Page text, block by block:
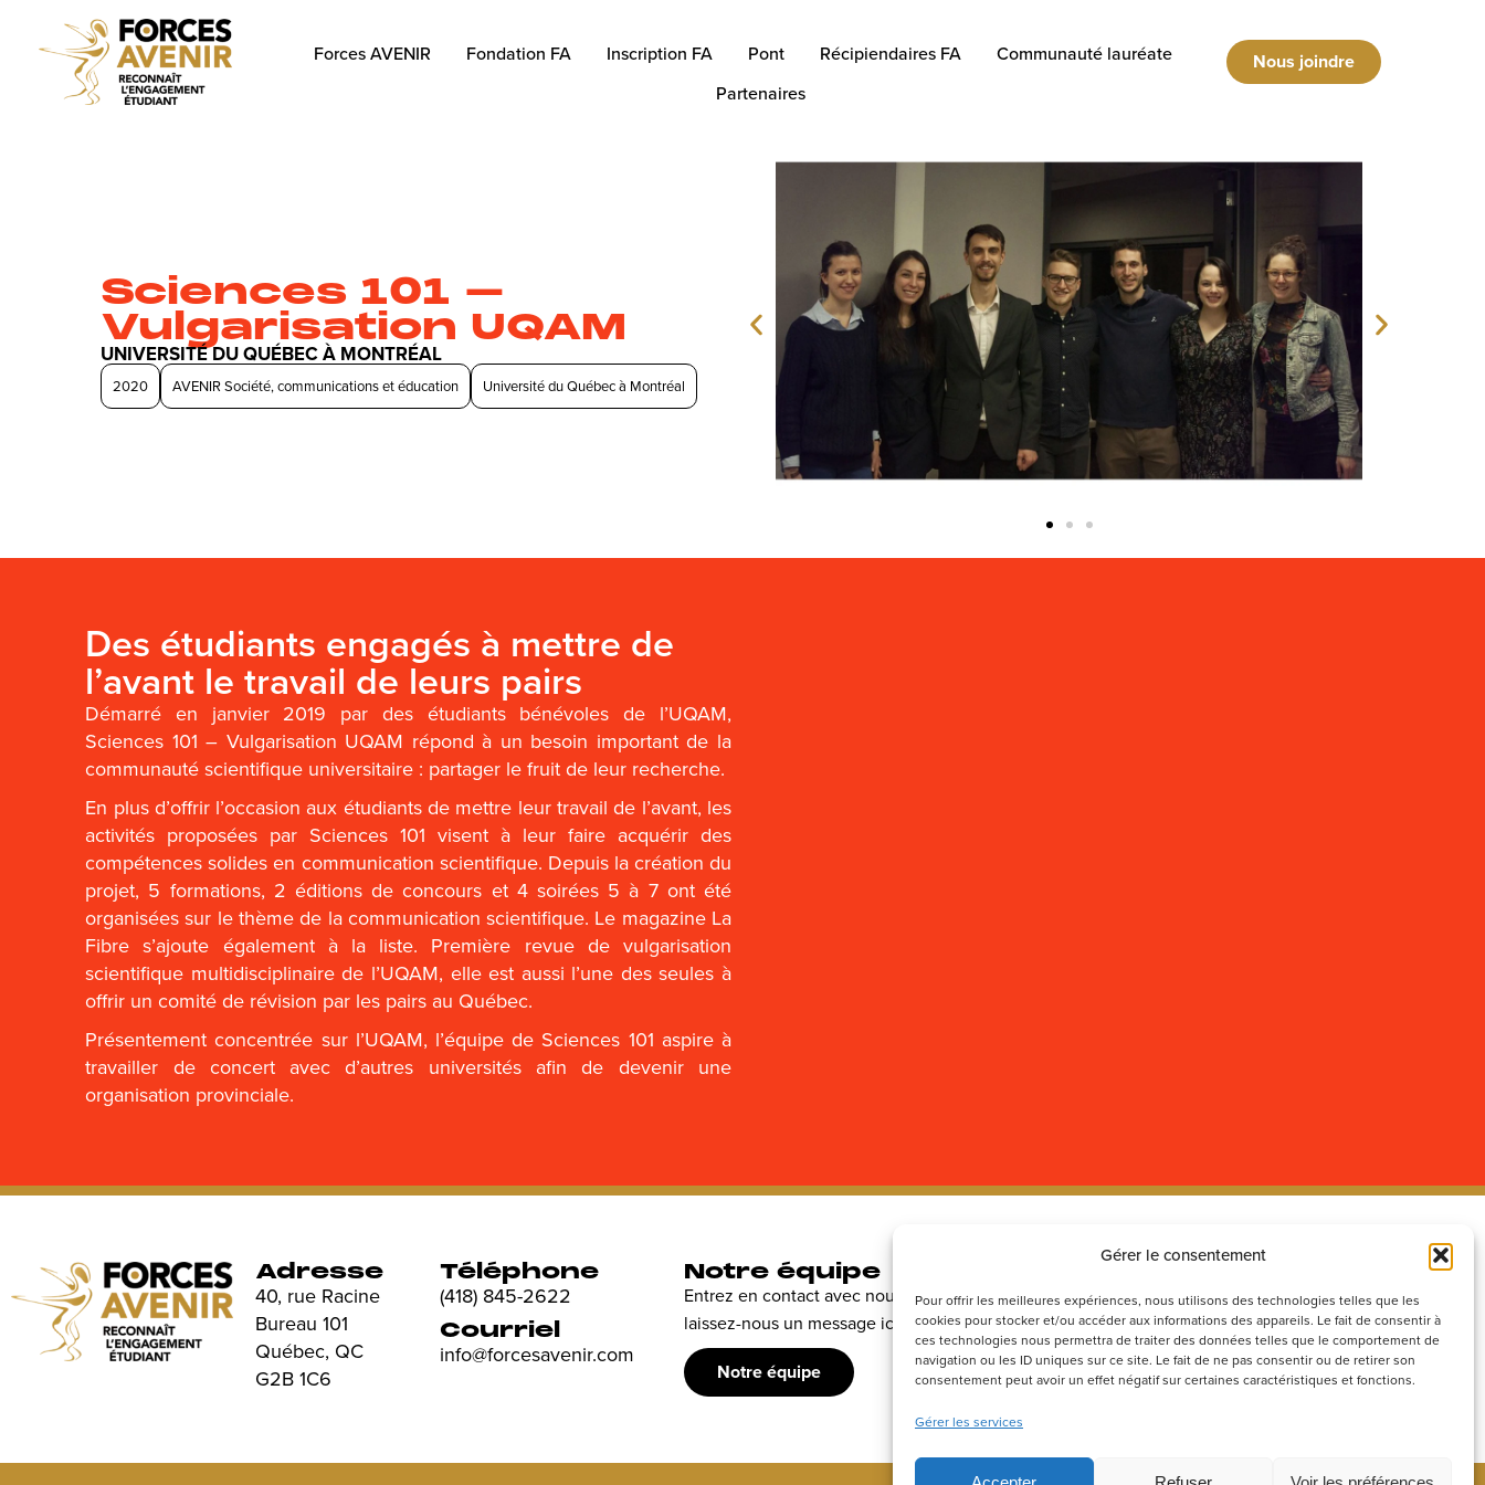
Gérer le consentement
Pour offrir les meilleures expériences, nous utilisons des technologies telles que les
cookies pour stocker et/ou accéder aux informations des appareils. Le fait de consentir à
ces technologies nous permettra de traiter des données telles que le comportement de
navigation ou les ID uniques sur ce site. Le fait de ne pas consentir ou de retirer son
consentement peut avoir un effet négatif sur certaines caractéristiques et fonctions.
Gérer les services
Forces AVENIR Fondation FA Inscription FA Pont Récipiendaires FA
Communauté lauréate
Partenaires
Nous joindre
Sciences 101 –
Vulgarisation UQAM
UNIVERSITÉ DU QUÉBEC À MONTRÉAL
2020 AVENIR Société, communications et éducation Université du Québec à Montréal
Des étudiants engagés à mettre de
l’avant le travail de leurs pairs
Démarré en janvier 2019 par des étudiants bénévoles de l’UQAM,
Sciences 101 – Vulgarisation UQAM répond à un besoin important de la
communauté scientifique universitaire : partager le fruit de leur recherche.
En plus d’offrir l’occasion aux étudiants de mettre leur travail de l’avant, les
activités proposées par Sciences 101 visent à leur faire acquérir des
compétences solides en communication scientifique. Depuis la création du
projet, 5 formations, 2 éditions de concours et 4 soirées 5 à 7 ont été
organisées sur le thème de la communication scientifique. Le magazine La
Fibre s’ajoute également à la liste. Première revue de vulgarisation
scientifique multidisciplinaire de l’UQAM, elle est aussi l’une des seules à
offrir un comité de révision par les pairs au Québec.
Présentement concentrée sur l’UQAM, l’équipe de Sciences 101 aspire à
travailler de concert avec d’autres universités afin de devenir une
organisation provinciale.
Adresse
40, rue Racine
Bureau 101
Québec, QC
G2B 1C6
Téléphone
(418) 845-2622
Courriel
info@forcesavenir.com
Notre équipe
Entrez en contact avec nous et
laissez-nous un message ici.
Notre équipe
Découvrez nos offres d’emploi ou
envoyez votre candidature
spontanée
sociaux